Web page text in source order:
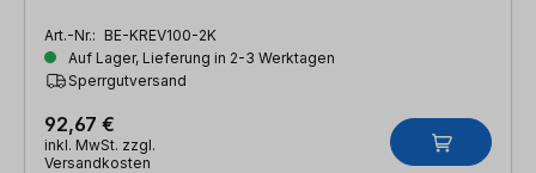
Art.-Nr.: BE-KREV100-2K
Auf Lager, Lieferung in 2-3 Werktagen
Sperrgutversand
92,67 €
inkl. MwSt. zzgl.
Versandkosten